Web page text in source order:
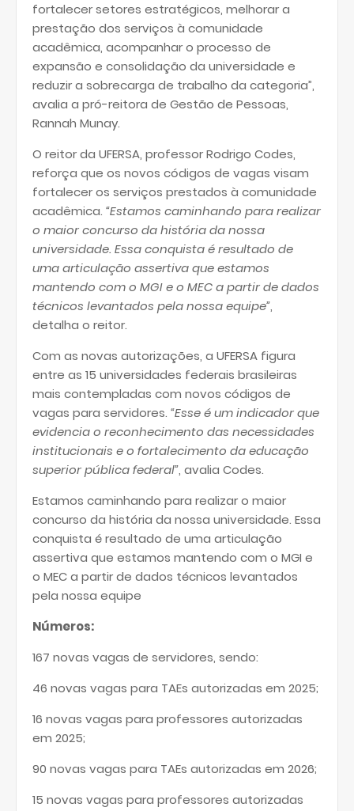
fortalecer setores estratégicos, melhorar a
prestação dos serviços à comunidade
acadêmica, acompanhar o processo de
expansão e consolidação da universidade e
reduzir a sobrecarga de trabalho da categoria”,
avalia a pró-reitora de Gestão de Pessoas,
Rannah Munay.
O reitor da UFERSA, professor Rodrigo Codes,
reforça que os novos códigos de vagas visam
fortalecer os serviços prestados à comunidade
acadêmica. “Estamos caminhando para realizar
o maior concurso da história da nossa
universidade. Essa conquista é resultado de
uma articulação assertiva que estamos
mantendo com o MGI e o MEC a partir de dados
técnicos levantados pela nossa equipe”,
detalha o reitor.
Com as novas autorizações, a UFERSA figura
entre as 15 universidades federais brasileiras
mais contempladas com novos códigos de
vagas para servidores. “Esse é um indicador que
evidencia o reconhecimento das necessidades
institucionais e o fortalecimento da educação
superior pública federal”, avalia Codes.
Estamos caminhando para realizar o maior
concurso da história da nossa universidade. Essa
conquista é resultado de uma articulação
assertiva que estamos mantendo com o MGI e
o MEC a partir de dados técnicos levantados
pela nossa equipe
Números:
167 novas vagas de servidores, sendo:
46 novas vagas para TAEs autorizadas em 2025;
16 novas vagas para professores autorizadas
em 2025;
90 novas vagas para TAEs autorizadas em 2026;
15 novas vagas para professores autorizadas